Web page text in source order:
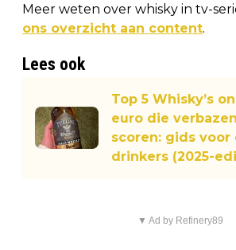
Meer weten over whisky in tv-
ons overzicht aan content.
Lees ook
Top 5 Whisky’s
euro die
scoren: gids voor
drinkers (2025-
▼ Ad by Refinery89